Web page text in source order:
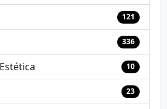
121
336
10
23